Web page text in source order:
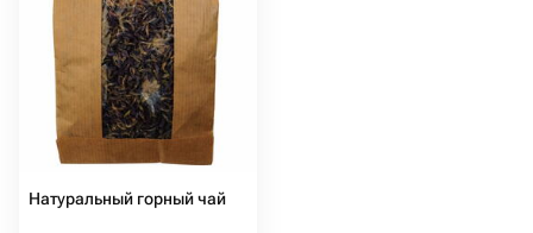
Натуральный горный чай